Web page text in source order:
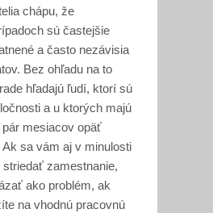
chápu, že
sú častejšie
a často nezávisia
Bez ohľadu na to
hľadajú ľudí, ktorí sú
a u ktorých majú
mesiacov opäť
Ak sa vám aj v minulosti
striedať zamestnanie,
ako problém, ak
na vhodnú pracovnú